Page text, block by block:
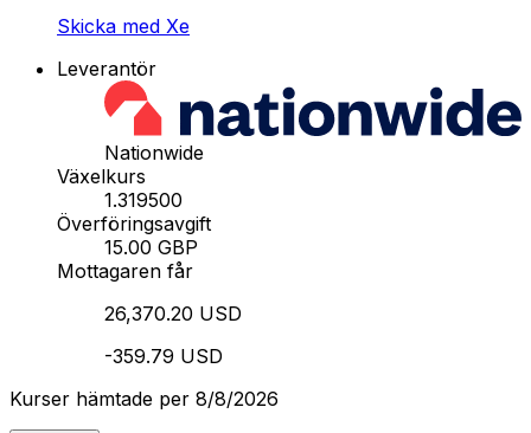
Skicka med Xe
Leverantör
Nationwide
Växelkurs
1.319500
Överföringsavgift
15.00 GBP
Mottagaren får
26,370.20 USD
-359.79 USD
Kurser hämtade per 8/8/2026